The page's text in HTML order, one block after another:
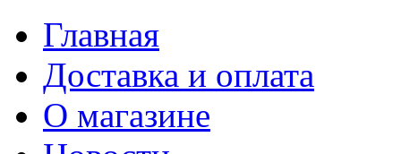
Главная
Доставка и оплата
О магазине